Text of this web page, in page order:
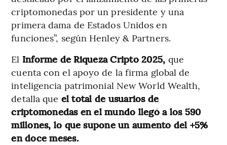
criptomonedas por un presidente y una
primera dama de Estados Unidos en
funciones”, según Henley & Partners.
El Informe de Riqueza Cripto 2025, que
cuenta con el apoyo de la firma global de
inteligencia patrimonial New World Wealth,
detalla que el total de usuarios de
criptomonedas en el mundo llegó a los 590
millones, lo que supone un aumento del +5%
en doce meses.